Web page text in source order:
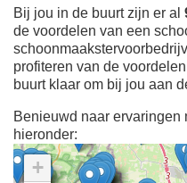
Bij jou in de buurt zijn er al
de voordelen van een
profiteren van de
buurt klaar om bij jou aan
Benieuwd naar ervaringen
hieronder:
+